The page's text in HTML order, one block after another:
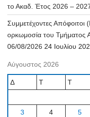
το Ακαδ. Έτος 2026 –
Συμμετέχοντες Απόφοιτοι
ορκωμοσία του Τμήματος
06/08/2026 24 Ιουλίου
Αύγουστος 2026
Δ Τ Τ
3
4 5